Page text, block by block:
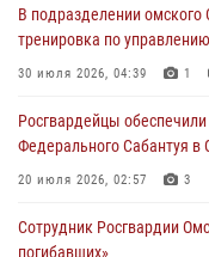
Росгвардия обеспечила
Омске
27 июля 2026, 01:42
В подразделении
тренировка по
30 июля 2026, 04:39 1
Росгвардейцы
Федерального Сабантуя в
20 июля 2026, 02:57 3
Сотрудник Росгвардии
погибавших»